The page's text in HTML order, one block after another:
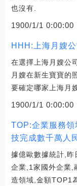
也沒有.
1900/1/1 0:00:00
HHH:上海月嫂
在選擇上海月嫂公
月嫂在新生寶寶的
要確定哪家上海月
1900/1/1 0:00:00
TOP:企業服務
技完成數千萬人
據億歐數據統計,
企業,1家國外企業,
造領域,金額TOP1